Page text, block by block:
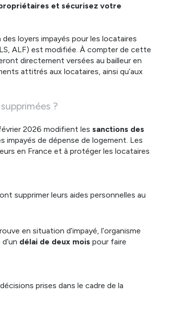
et sécurisez votre
loyers impayés pour les locataires
ALF) est modifiée. À compter de cette
directement versées au bailleur en
attitrés aux locataires, ainsi qu’aux
?
2026 modifient les sanctions des
de dépense de logement. Les
en France et à protéger les locataires
supprimer leurs aides personnelles au
en situation d’impayé, l’organisme
délai de deux mois pour faire
prises dans le cadre de la